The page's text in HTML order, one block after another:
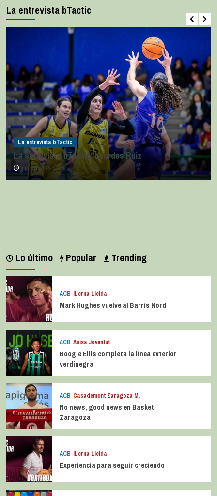
La entrevista bTactic
La entrevista bTactic
La entrevista bTactic: Lourdes Ruiz
julio 11, 2026 0
Lo último Popular Trending
ACB iLerna Lleida
Mark Hughes vuelve al Barris Nord
ACB Asisa Joventut
Boogie Ellis completa la línea exterior
verdinegra
ACB Casademont Zaragoza M.
No news, good news en Basket
Zaragoza
ACB iLerna Lleida
Experiencia para seguir creciendo